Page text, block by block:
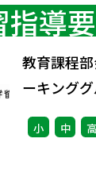
指導
教育課程
ーキング
回） 配
小 中 高